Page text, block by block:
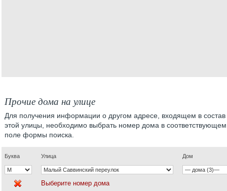
Прочие дома на улице
Для получения информации о другом адресе, входящем в состав
этой улицы, необходимо выбрать номер дома в соответствующем
поле формы поиска.
Буква Улица Дом
Выберите номер дома